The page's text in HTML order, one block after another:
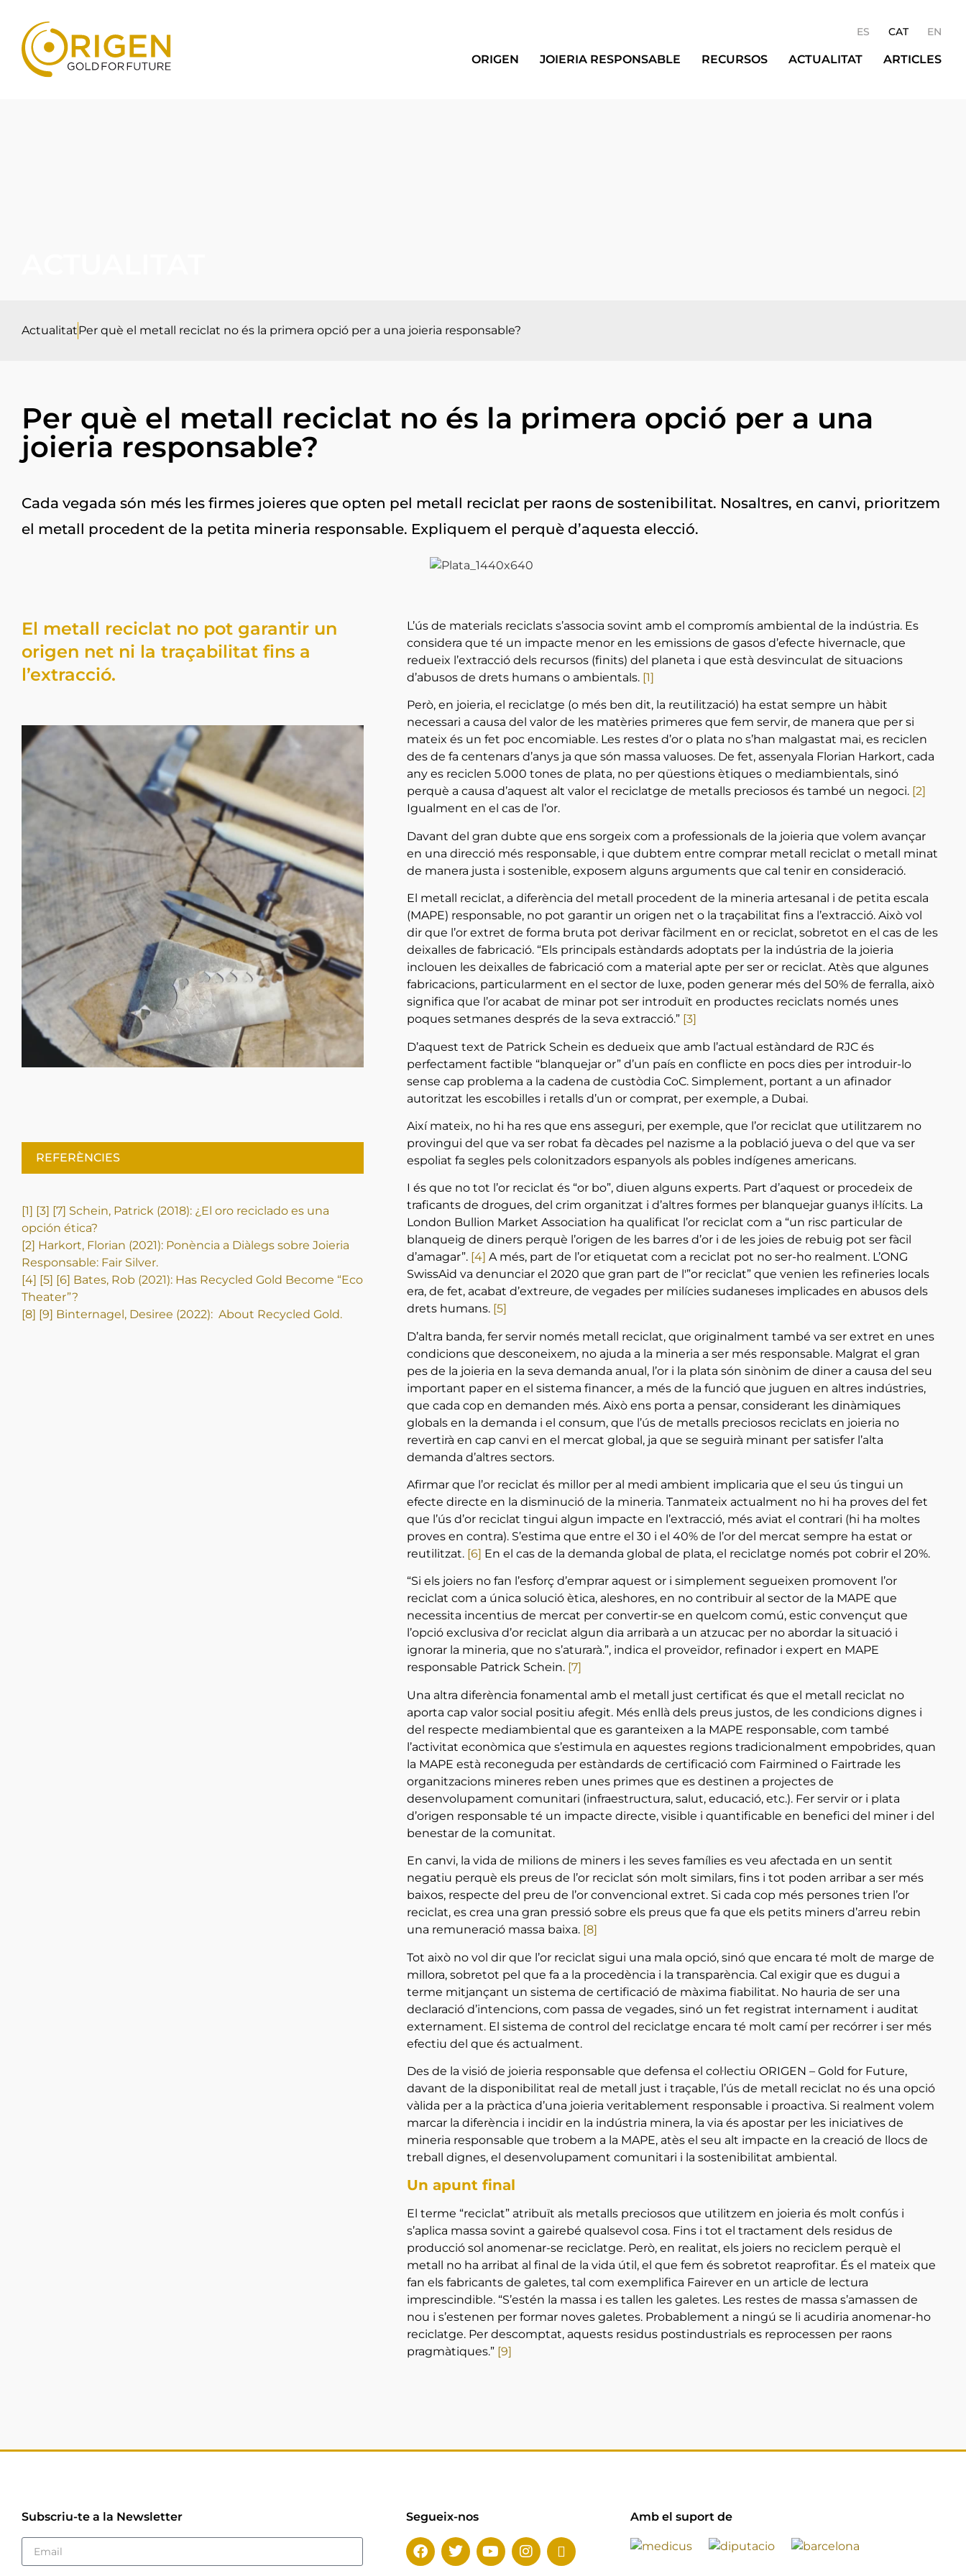
ES CAT EN
ORIGEN JOIERIA RESPONSABLE RECURSOS ACTUALITAT ARTICLES
ActualitatPer què el metall reciclat no és la primera opció per a una joieria responsable?
Per què el metall reciclat no és la primera opció per a una
joieria responsable?
Cada vegada són més les firmes joieres que opten pel metall reciclat per raons de sostenibilitat. Nosaltres, en canvi, prioritzem
el metall procedent de la petita mineria responsable. Expliquem el perquè d’aquesta elecció.
El metall reciclat no pot garantir un
origen net ni la traçabilitat fins a
l’extracció.
REFERÈNCIES
[1] [3] [7] Schein, Patrick (2018): ¿El oro reciclado es una
opción ética?
[2] Harkort, Florian (2021): Ponència a Diàlegs sobre Joieria
Responsable: Fair Silver.
[4] [5] [6] Bates, Rob (2021): Has Recycled Gold Become “Eco
Theater”?
[8] [9] Binternagel, Desiree (2022): About Recycled Gold.
L’ús de materials reciclats s’associa sovint amb el compromís ambiental de la indústria. Es
considera que té un impacte menor en les emissions de gasos d’efecte hivernacle, que
redueix l’extracció dels recursos (finits) del planeta i que està desvinculat de situacions
d’abusos de drets humans o ambientals. [1]
Però, en joieria, el reciclatge (o més ben dit, la reutilització) ha estat sempre un hàbit
necessari a causa del valor de les matèries primeres que fem servir, de manera que per si
mateix és un fet poc encomiable. Les restes d’or o plata no s’han malgastat mai, es reciclen
des de fa centenars d’anys ja que són massa valuoses. De fet, assenyala Florian Harkort, cada
any es reciclen 5.000 tones de plata, no per qüestions ètiques o mediambientals, sinó
perquè a causa d’aquest alt valor el reciclatge de metalls preciosos és també un negoci. [2]
Igualment en el cas de l’or.
Davant del gran dubte que ens sorgeix com a professionals de la joieria que volem avançar
en una direcció més responsable, i que dubtem entre comprar metall reciclat o metall minat
de manera justa i sostenible, exposem alguns arguments que cal tenir en consideració.
El metall reciclat, a diferència del metall procedent de la mineria artesanal i de petita escala
(MAPE) responsable, no pot garantir un origen net o la traçabilitat fins a l’extracció. Això vol
dir que l’or extret de forma bruta pot derivar fàcilment en or reciclat, sobretot en el cas de les
deixalles de fabricació. “Els principals estàndards adoptats per la indústria de la joieria
inclouen les deixalles de fabricació com a material apte per ser or reciclat. Atès que algunes
fabricacions, particularment en el sector de luxe, poden generar més del 50% de ferralla, això
significa que l’or acabat de minar pot ser introduït en productes reciclats només unes
poques setmanes després de la seva extracció.” [3]
D’aquest text de Patrick Schein es dedueix que amb l’actual estàndard de RJC és
perfectament factible “blanquejar or” d’un país en conflicte en pocs dies per introduir-lo
sense cap problema a la cadena de custòdia CoC. Simplement, portant a un afinador
autoritzat les escobilles i retalls d’un or comprat, per exemple, a Dubai.
Així mateix, no hi ha res que ens asseguri, per exemple, que l’or reciclat que utilitzarem no
provingui del que va ser robat fa dècades pel nazisme a la població jueva o del que va ser
espoliat fa segles pels colonitzadors espanyols als pobles indígenes americans.
I és que no tot l’or reciclat és “or bo”, diuen alguns experts. Part d’aquest or procedeix de
traficants de drogues, del crim organitzat i d’altres formes per blanquejar guanys il·lícits. La
London Bullion Market Association ha qualificat l’or reciclat com a “un risc particular de
blanqueig de diners perquè l’origen de les barres d’or i de les joies de rebuig pot ser fàcil
d’amagar”. [4] A més, part de l’or etiquetat com a reciclat pot no ser-ho realment. L’ONG
SwissAid va denunciar el 2020 que gran part de l'”or reciclat” que venien les refineries locals
era, de fet, acabat d’extreure, de vegades per milícies sudaneses implicades en abusos dels
drets humans. [5]
D’altra banda, fer servir només metall reciclat, que originalment també va ser extret en unes
condicions que desconeixem, no ajuda a la mineria a ser més responsable. Malgrat el gran
pes de la joieria en la seva demanda anual, l’or i la plata són sinònim de diner a causa del seu
important paper en el sistema financer, a més de la funció que juguen en altres indústries,
que cada cop en demanden més. Això ens porta a pensar, considerant les dinàmiques
globals en la demanda i el consum, que l’ús de metalls preciosos reciclats en joieria no
revertirà en cap canvi en el mercat global, ja que se seguirà minant per satisfer l’alta
demanda d’altres sectors.
Afirmar que l’or reciclat és millor per al medi ambient implicaria que el seu ús tingui un
efecte directe en la disminució de la mineria. Tanmateix actualment no hi ha proves del fet
que l’ús d’or reciclat tingui algun impacte en l’extracció, més aviat el contrari (hi ha moltes
proves en contra). S’estima que entre el 30 i el 40% de l’or del mercat sempre ha estat or
reutilitzat. [6] En el cas de la demanda global de plata, el reciclatge només pot cobrir el 20%.
“Si els joiers no fan l’esforç d’emprar aquest or i simplement segueixen promovent l’or
reciclat com a única solució ètica, aleshores, en no contribuir al sector de la MAPE que
necessita incentius de mercat per convertir-se en quelcom comú, estic convençut que
l’opció exclusiva d’or reciclat algun dia arribarà a un atzucac per no abordar la situació i
ignorar la mineria, que no s’aturarà.”, indica el proveïdor, refinador i expert en MAPE
responsable Patrick Schein. [7]
Una altra diferència fonamental amb el metall just certificat és que el metall reciclat no
aporta cap valor social positiu afegit. Més enllà dels preus justos, de les condicions dignes i
del respecte mediambiental que es garanteixen a la MAPE responsable, com també
l’activitat econòmica que s’estimula en aquestes regions tradicionalment empobrides, quan
la MAPE està reconeguda per estàndards de certificació com Fairmined o Fairtrade les
organitzacions mineres reben unes primes que es destinen a projectes de
desenvolupament comunitari (infraestructura, salut, educació, etc.). Fer servir or i plata
d’origen responsable té un impacte directe, visible i quantificable en benefici del miner i del
benestar de la comunitat.
En canvi, la vida de milions de miners i les seves famílies es veu afectada en un sentit
negatiu perquè els preus de l’or reciclat són molt similars, fins i tot poden arribar a ser més
baixos, respecte del preu de l’or convencional extret. Si cada cop més persones trien l’or
reciclat, es crea una gran pressió sobre els preus que fa que els petits miners d’arreu rebin
una remuneració massa baixa. [8]
Tot això no vol dir que l’or reciclat sigui una mala opció, sinó que encara té molt de marge de
millora, sobretot pel que fa a la procedència i la transparència. Cal exigir que es dugui a
terme mitjançant un sistema de certificació de màxima fiabilitat. No hauria de ser una
declaració d’intencions, com passa de vegades, sinó un fet registrat internament i auditat
externament. El sistema de control del reciclatge encara té molt camí per recórrer i ser més
efectiu del que és actualment.
Des de la visió de joieria responsable que defensa el col·lectiu ORIGEN – Gold for Future,
davant de la disponibilitat real de metall just i traçable, l’ús de metall reciclat no és una opció
vàlida per a la pràctica d’una joieria veritablement responsable i proactiva. Si realment volem
marcar la diferència i incidir en la indústria minera, la via és apostar per les iniciatives de
mineria responsable que trobem a la MAPE, atès el seu alt impacte en la creació de llocs de
treball dignes, el desenvolupament comunitari i la sostenibilitat ambiental.
Un apunt final
El terme “reciclat” atribuït als metalls preciosos que utilitzem en joieria és molt confús i
s’aplica massa sovint a gairebé qualsevol cosa. Fins i tot el tractament dels residus de
producció sol anomenar-se reciclatge. Però, en realitat, els joiers no reciclem perquè el
metall no ha arribat al final de la vida útil, el que fem és sobretot reaprofitar. És el mateix que
fan els fabricants de galetes, tal com exemplifica Fairever en un article de lectura
imprescindible. “S’estén la massa i es tallen les galetes. Les restes de massa s’amassen de
nou i s’estenen per formar noves galetes. Probablement a ningú se li acudiria anomenar-ho
reciclatge. Per descomptat, aquests residus postindustrials es reprocessen per raons
pragmàtiques.” [9]
Subscriu-te a la Newsletter Segueix-nos Amb el suport de